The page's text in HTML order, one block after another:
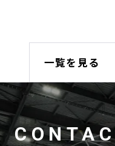
一覧を見る